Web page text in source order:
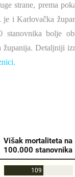
strane, prema
je i Karlovačka
bolje
županija. Detaljniji
.